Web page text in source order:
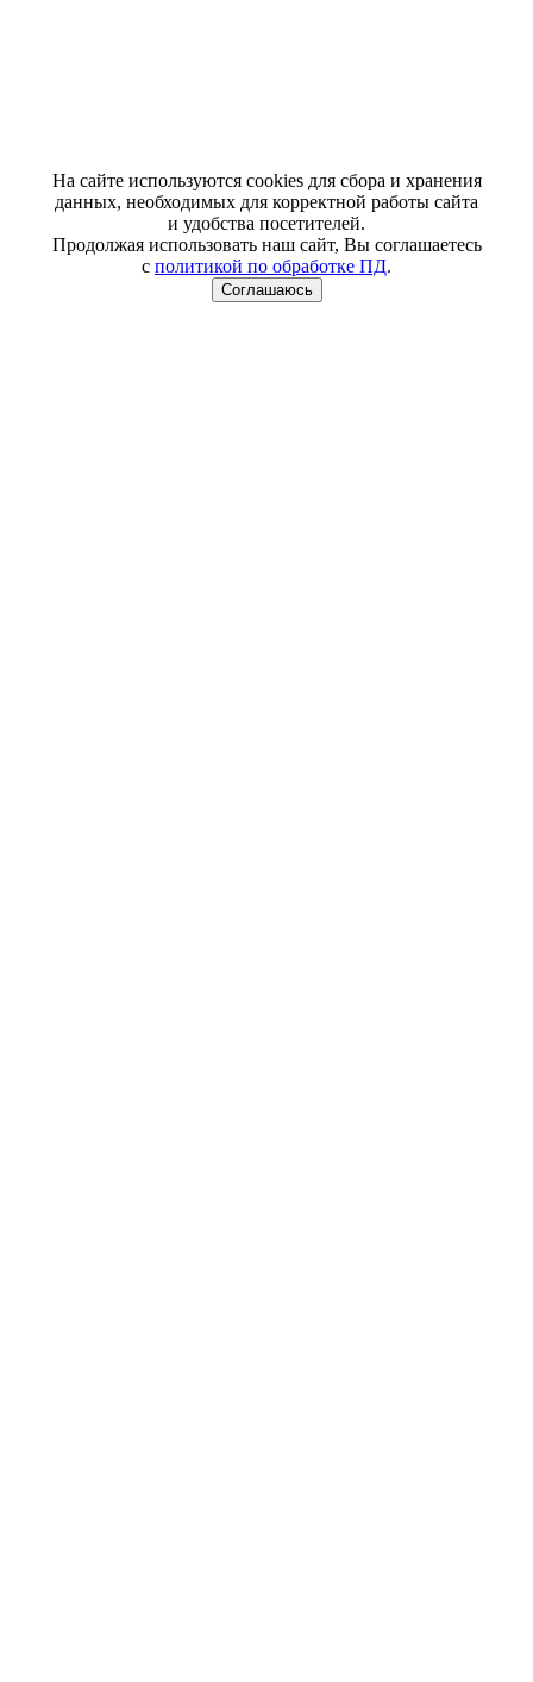
На сайте используются cookies для сбора и хранения
данных, необходимых для корректной работы сайта
и удобства посетителей.
Продолжая использовать наш сайт, Вы соглашаетесь
с политикой по обработке ПД.
Соглашаюсь